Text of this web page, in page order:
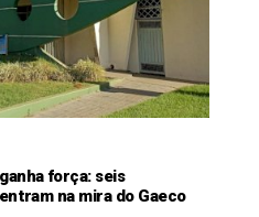
força: seis
na mira do Gaeco